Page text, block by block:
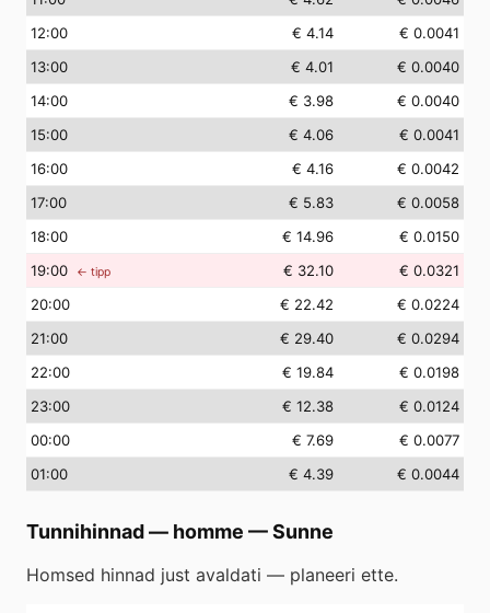
12:00 € 4.14
€ 0.0041
13:00 € 4.01
€ 0.0040
14:00 € 3.98
€ 0.0040
15:00 € 4.06
€ 0.0041
16:00 € 4.16
€ 0.0042
17:00 € 5.83
€ 0.0058
18:00 € 14.96
€ 0.0150
19:00 ← tipp € 32.10
€ 0.0321
20:00 € 22.42
€ 0.0224
21:00 € 29.40
€ 0.0294
22:00 € 19.84
€ 0.0198
23:00 € 12.38
€ 0.0124
00:00 € 7.69
€ 0.0077
01:00 € 4.39 € 0.0044
Tunnihinnad — homme —Sunne
Homsed hinnad just avaldati — planeeri ette.